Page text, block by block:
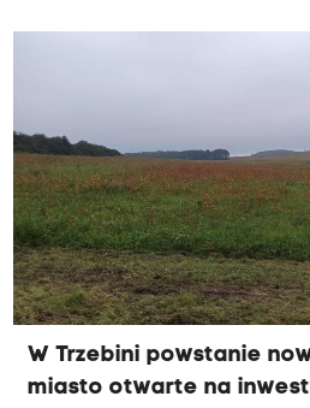
W Trzebini powstanie
miasto otwarte na